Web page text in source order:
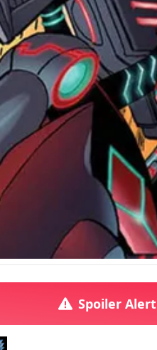
Spoiler Alert